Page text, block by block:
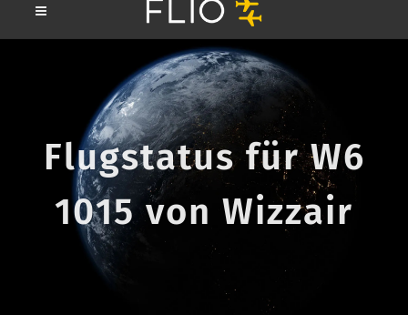
Flugstatus für W6
1015 von Wizzair